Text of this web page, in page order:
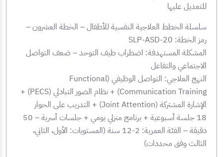
للتعديل عليها
سلسلة الخطط العلاجية النفسية للأطفال – الخطة العشرون –
رمز الخطة: SLP-ASD-20
المشكلة المستهدفة: اضطراب طيف التوحد – ضعف التواصل
الاجتماعي والتفاعل
النهج العلاجي: التواصل الوظيفي (Functional
Communication Training) + نظام الصور التبادلي (PECS) +
الإشارة المشتركة (Joint Attention) + التدريب على الحوار
18 جلسة أسبوعية + برنامج منزلي يومي + جلسات أسرية – 50
دقيقة – الفئة العمرية: 2-12 سنة (المستويات: الأول، الثاني،
الثالث وفق محددات)